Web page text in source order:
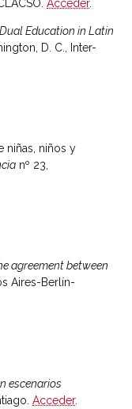
Acceder.
Dual Education in Latin
D. C., Inter-
niñas, niños y
nº 23,
agreement between
Aires-Berlín-
escenarios
Acceder.